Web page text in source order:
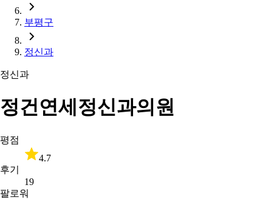
부평구
정신과
정신과
정건연세정신과의원
평점
4.7
후기
19
팔로워